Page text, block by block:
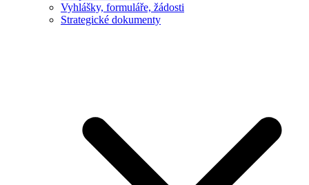
Vyhlášky, formuláře, žádosti
Strategické dokumenty